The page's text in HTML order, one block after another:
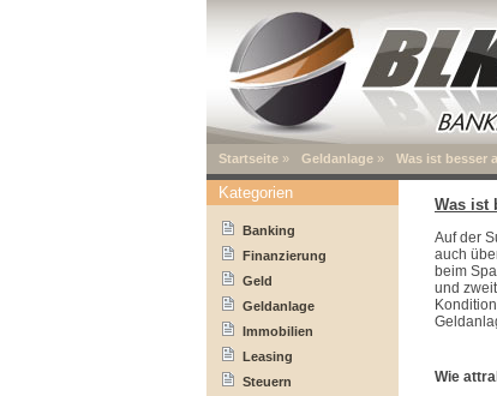
Startseite » Geldanlage » Was ist besser
Was ist
Auf der
auch
beim
und
Wie
Kategorien
Banking
Finanzierung
Geld
Geldanlage
Immobilien
Leasing
Steuern